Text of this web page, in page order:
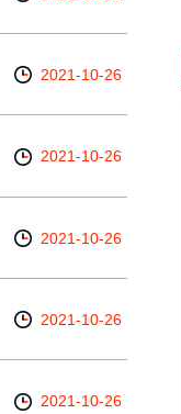
2021-10-26
2021-10-26
2021-10-26
2021-10-26
2021-10-26